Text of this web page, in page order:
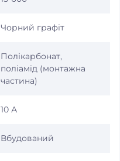
Чорний графіт
Полікарбонат,
поліамід (монтажна
частина)
10 А
Вбудований